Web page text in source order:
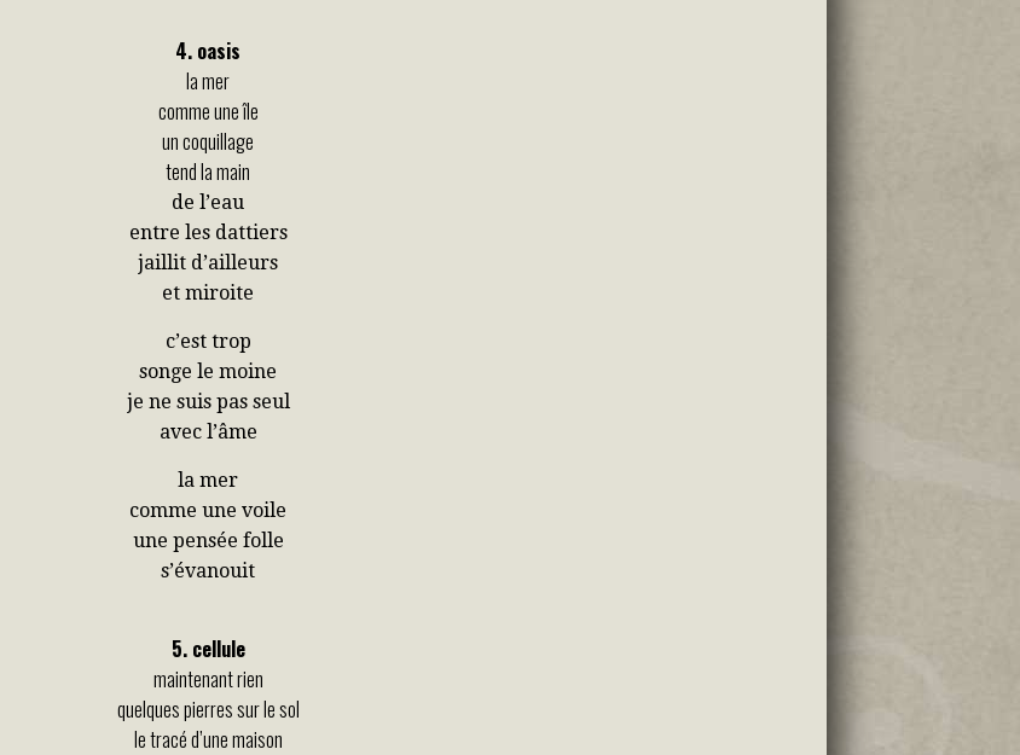
4. oasis
la mer
comme une île
un coquillage
tend la main
de l’eau
entre les dattiers
jaillit d’ailleurs
et miroite
c’est trop
songe le moine
je ne suis pas seul
avec l’âme
la mer
comme une voile
une pensée folle
s’évanouit
5. cellule
maintenant rien
quelques pierres sur le sol
le tracé d’une maison